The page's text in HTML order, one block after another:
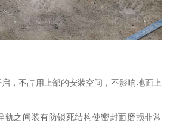
，不占用上部的安装空间，不影响地面上
轨之间装有防锁死结构使密封面磨损非常